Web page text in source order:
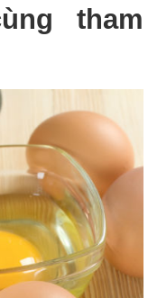
tham